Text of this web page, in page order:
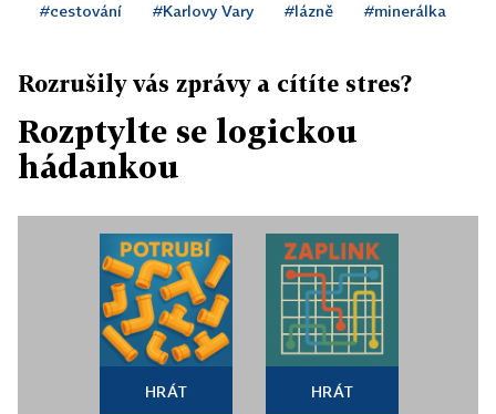
#cestování #Karlovy Vary #lázně #minerálka
Rozrušily vás zprávy a cítíte stres?
Rozptylte se logickou
hádankou
HRÁT HRÁT